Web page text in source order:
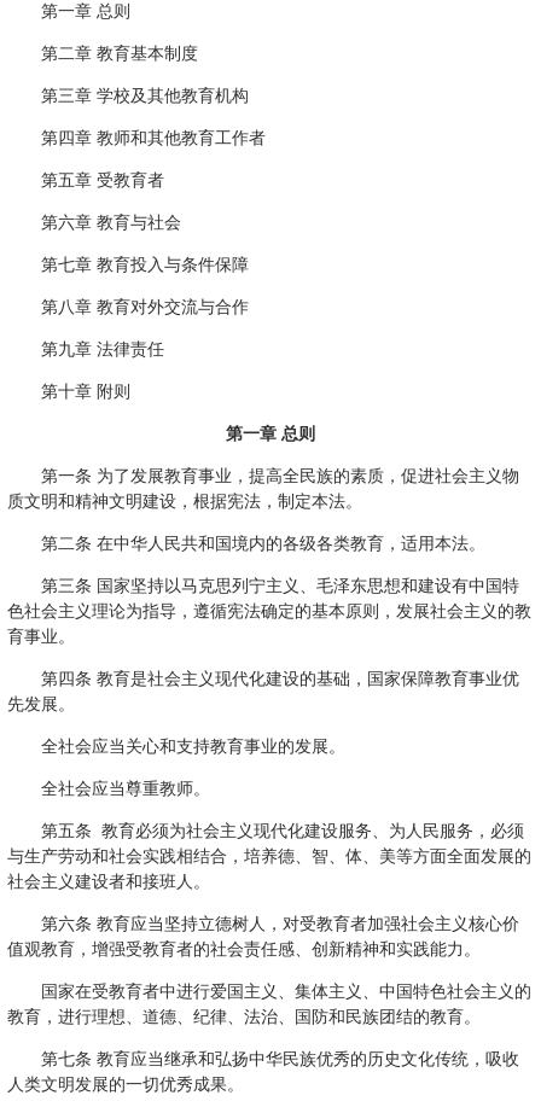
第一章 总则
第二章 教育基本制度
第三章 学校及其他教育机构
第四章 教师和其他教育工作者
第五章 受教育者
第六章 教育与社会
第七章 教育投入与条件保障
第八章 教育对外交流与合作
第九章 法律责任
第十章 附则
第一章 总则
第一条 为了发展教育事业，提高全民族的素质，促进社会主义物
质文明和精神文明建设，根据宪法，制定本法。
第二条 在中华人民共和国境内的各级各类教育，适用本法。
第三条 国家坚持以马克思列宁主义、毛泽东思想和建设有中国特
色社会主义理论为指导，遵循宪法确定的基本原则，发展社会主义的教
育事业。
第四条 教育是社会主义现代化建设的基础，国家保障教育事业优
先发展。
全社会应当关心和支持教育事业的发展。
全社会应当尊重教师。
第五条 教育必须为社会主义现代化建设服务、为人民服务，必须
与生产劳动和社会实践相结合，培养德、智、体、美等方面全面发展的
社会主义建设者和接班人。
第六条 教育应当坚持立德树人，对受教育者加强社会主义核心价
值观教育，增强受教育者的社会责任感、创新精神和实践能力。
国家在受教育者中进行爱国主义、集体主义、中国特色社会主义的
教育，进行理想、道德、纪律、法治、国防和民族团结的教育。
第七条 教育应当继承和弘扬中华民族优秀的历史文化传统，吸收
人类文明发展的一切优秀成果。